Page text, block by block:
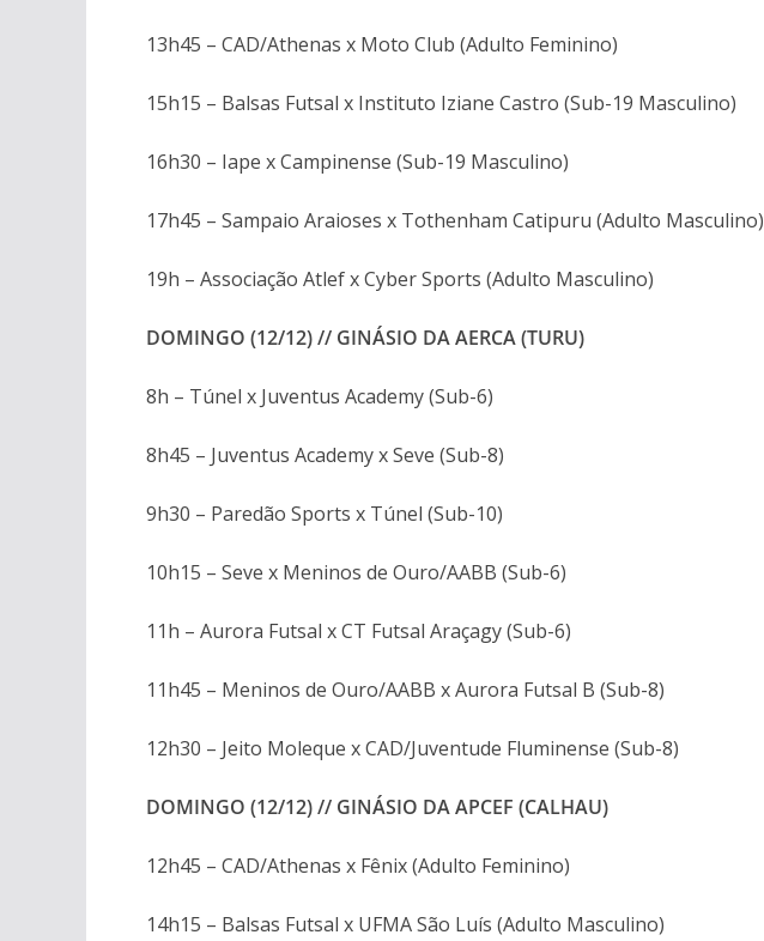
13h45 – CAD/Athenas x Moto Club (Adulto Feminino)
15h15 – Balsas Futsal x Instituto Iziane Castro (Sub-19 Masculino)
16h30 – Iape x Campinense (Sub-19 Masculino)
17h45 – Sampaio Araioses x Tothenham Catipuru (Adulto Masculino)
19h – Associação Atlef x Cyber Sports (Adulto Masculino)
DOMINGO (12/12) // GINÁSIO DA AERCA (TURU)
8h – Túnel x Juventus Academy (Sub-6)
8h45 – Juventus Academy x Seve (Sub-8)
9h30 – Paredão Sports x Túnel (Sub-10)
10h15 – Seve x Meninos de Ouro/AABB (Sub-6)
11h – Aurora Futsal x CT Futsal Araçagy (Sub-6)
11h45 – Meninos de Ouro/AABB x Aurora Futsal B (Sub-8)
12h30 – Jeito Moleque x CAD/Juventude Fluminense (Sub-8)
DOMINGO (12/12) // GINÁSIO DA APCEF (CALHAU)
12h45 – CAD/Athenas x Fênix (Adulto Feminino)
14h15 – Balsas Futsal x UFMA São Luís (Adulto Masculino)